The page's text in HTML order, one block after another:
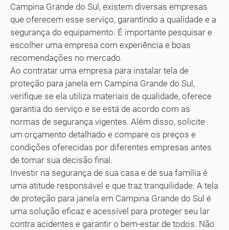
Campina Grande do Sul, existem diversas empresas
que oferecem esse serviço, garantindo a qualidade e a
segurança do equipamento. É importante pesquisar e
escolher uma empresa com experiência e boas
recomendações no mercado.
Ao contratar uma empresa para instalar tela de
proteção para janela em Campina Grande do Sul,
verifique se ela utiliza materiais de qualidade, oferece
garantia do serviço e se está de acordo com as
normas de segurança vigentes. Além disso, solicite
um orçamento detalhado e compare os preços e
condições oferecidas por diferentes empresas antes
de tomar sua decisão final.
Investir na segurança de sua casa e de sua família é
uma atitude responsável e que traz tranquilidade. A tela
de proteção para janela em Campina Grande do Sul é
uma solução eficaz e acessível para proteger seu lar
contra acidentes e garantir o bem-estar de todos. Não